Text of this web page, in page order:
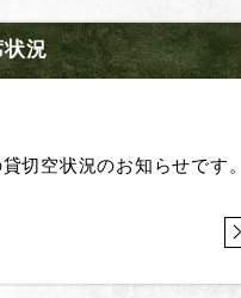
状況
切空状況のお知らせです